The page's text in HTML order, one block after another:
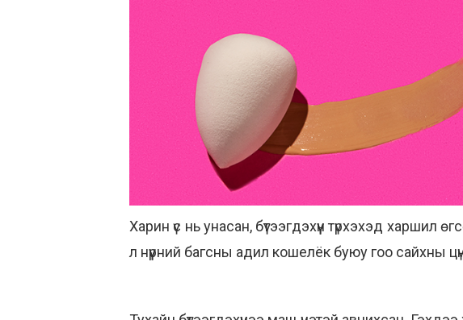
Харин үс нь унасан, бүтээгдэхүүн түрхэхэд
л нүүрний багсны адил кошелёк буюу гоо сайхны